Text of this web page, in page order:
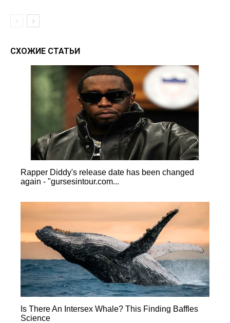
СХОЖИЕ СТАТЬИ
Rapper Diddy's release date has been changed
again - "gursesintour.com...
Is There An Intersex Whale? This Finding Baffles
Science